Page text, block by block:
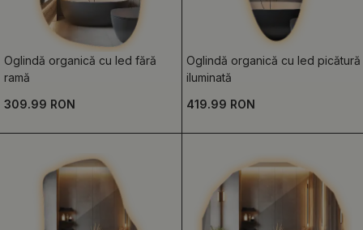
Oglindă organică cu led fără
ramă
309.99 RON
Oglindă organică cu led picătură
iluminată
419.99 RON